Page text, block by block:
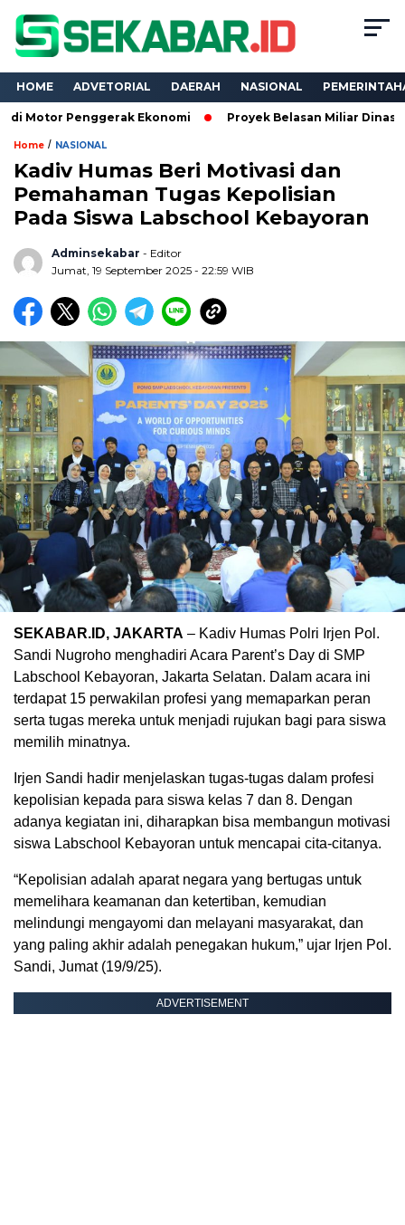
HOME ADVETORIAL DAERAH NASIONAL
Ekonomi Proyek Belasan Miliar Dinas PKPCK
Home / NASIONAL
Kadiv Humas Beri Motivasi dan
Pemahaman Tugas Kepolisian
Pada Siswa Labschool Kebayoran
Adminsekabar - Editor
Jumat, 19 September 2025 - 22:59 WIB
SEKABAR.ID, JAKARTA – Kadiv Humas Polri Irjen Pol.
Sandi Nugroho menghadiri Acara Parent’s Day di SMP
Labschool Kebayoran, Jakarta Selatan. Dalam acara ini
terdapat 15 perwakilan profesi yang memaparkan peran
serta tugas mereka untuk menjadi rujukan bagi para siswa
memilih minatnya.
Irjen Sandi hadir menjelaskan tugas-tugas dalam profesi
kepolisian kepada para siswa kelas 7 dan 8. Dengan
adanya kegiatan ini, diharapkan bisa membangun motivasi
siswa Labschool Kebayoran untuk mencapai cita-citanya.
“Kepolisian adalah aparat negara yang bertugas untuk
memelihara keamanan dan ketertiban, kemudian
melindungi mengayomi dan melayani masyarakat, dan
yang paling akhir adalah penegakan hukum,” ujar Irjen Pol.
Sandi, Jumat (19/9/25).
ADVERTISEMENT